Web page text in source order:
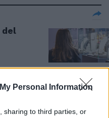
Personal Information
sharing to third parties, or
del